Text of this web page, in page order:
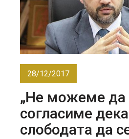
28/12/2017
„Не можеме да
согласиме дека
слободата да